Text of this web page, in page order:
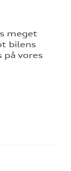
meget
bilens
på vores